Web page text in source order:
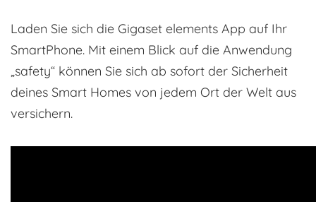
Laden Sie sich die Gigaset elements App auf Ihr
SmartPhone. Mit einem Blick auf die Anwendung
„safety“ können Sie sich ab sofort der Sicherheit
deines Smart Homes von jedem Ort der Welt aus
versichern.